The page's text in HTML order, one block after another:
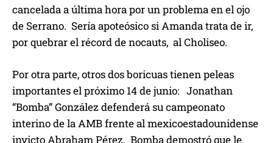
cancelada a última hora por un problema en el ojo
de Serrano. Sería apoteósico si Amanda trata de ir,
por quebrar el récord de nocauts, al Choliseo.
Por otra parte, otros dos boricuas tienen peleas
importantes el próximo 14 de junio: Jonathan
“Bomba” González defenderá su campeonato
interino de la AMB frente al mexicoestadounidense
invicto Abraham Pérez. Bomba demostró que le